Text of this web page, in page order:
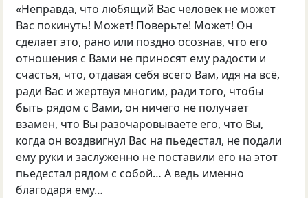
«Неправда, что любящий Вас человек не может
Вас покинуть! Может! Поверьте! Может! Он
сделает это, рано или поздно осознав, что его
отношения с Вами не приносят ему радости и
счастья, что, отдавая себя всего Вам, идя на всё,
ради Вас и жертвуя многим, ради того, чтобы
быть рядом с Вами, он ничего не получает
взамен, что Вы разочаровываете его, что Вы,
когда он воздвигнул Вас на пьедестал, не подали
ему руки и заслуженно не поставили его на этот
пьедестал рядом с собой… А ведь именно
благодаря ему…